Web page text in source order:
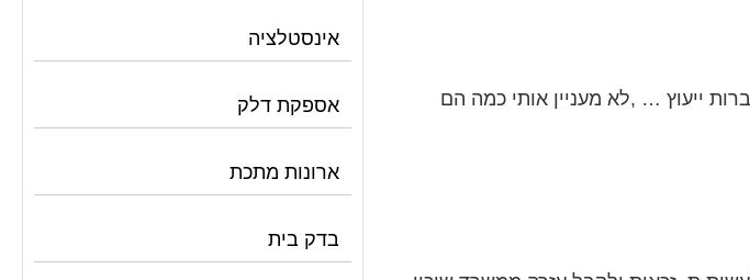
ייעוץ … ,לא מעניין אותי כמה הם
אינסטלציה
אספקת דלק
ארונות מתכת
בדק בית